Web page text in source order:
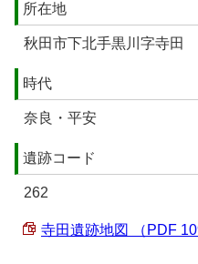
所在地
秋田市下北手黒川字寺田
時代
奈良・平安
遺跡コード
262
寺田遺跡地図 （PDF